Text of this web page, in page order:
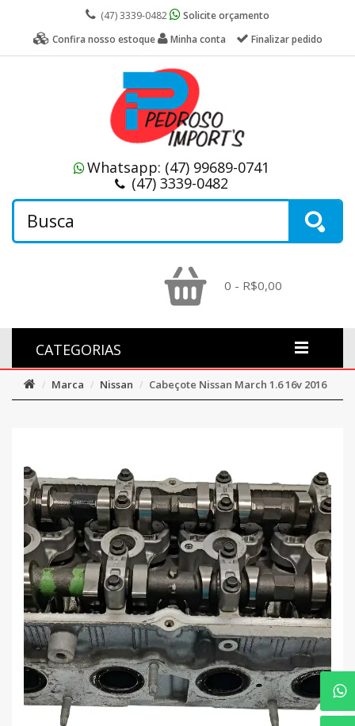
(47) 3339-0482
Solicite orçamento
Confira nosso estoque
Minha conta Finalizar pedido
Whatsapp: (47) 99689-0741
(47) 3339-0482
0 - R$0,00
CATEGORIAS
Marca Nissan Cabeçote Nissan March 1.6 16v 2016